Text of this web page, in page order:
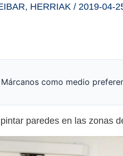
, HERRIAK / 2019-04-
Márcanos como medio
paredes en las zonas